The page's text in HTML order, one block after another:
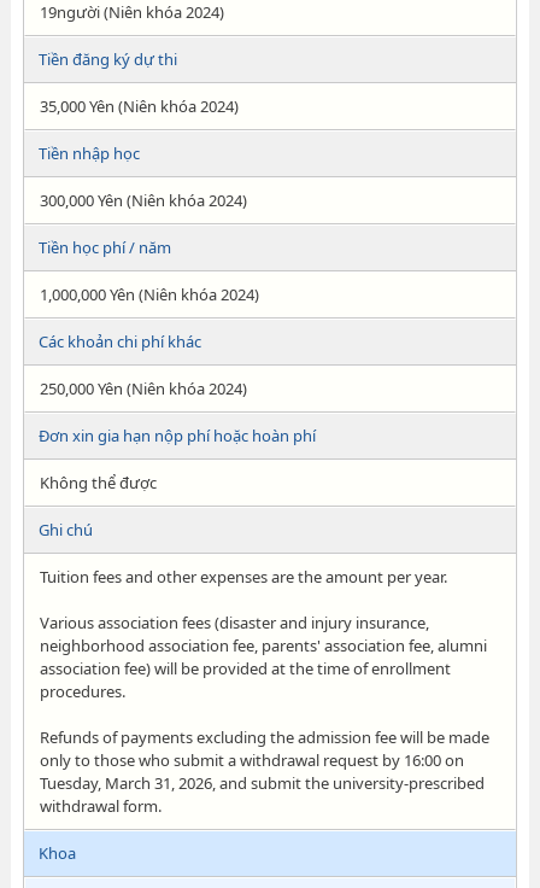
19người (Niên khóa 2024)
Tiền đăng ký dự thi
35,000 Yên (Niên khóa 2024)
Tiền nhập học
300,000 Yên (Niên khóa 2024)
Tiền học phí / năm
1,000,000 Yên (Niên khóa 2024)
Các khoản chi phí khác
250,000 Yên (Niên khóa 2024)
Đơn xin gia hạn nộp phí hoặc hoàn phí
Không thể được
Ghi chú
Tuition fees and other expenses are the amount per year.
Various association fees (disaster and injury insurance,
neighborhood association fee, parents' association fee, alumni
association fee) will be provided at the time of enrollment
procedures.
Refunds of payments excluding the admission fee will be made
only to those who submit a withdrawal request by 16:00 on
Tuesday, March 31, 2026, and submit the university-prescribed
withdrawal form.
Khoa